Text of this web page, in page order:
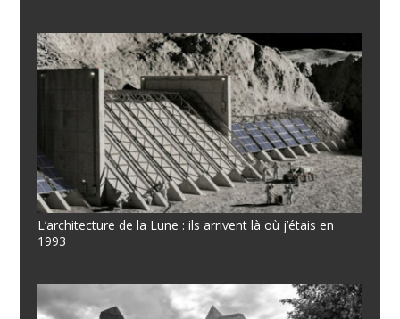
L’architecture de la Lune : ils arrivent là où j’étais en
1993